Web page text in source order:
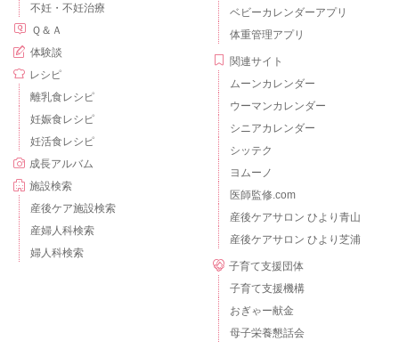
不妊・不妊治療
Ｑ＆Ａ
体験談
レシピ
離乳食レシピ
妊娠食レシピ
妊活食レシピ
成長アルバム
施設検索
産後ケア施設検索
産婦人科検索
婦人科検索
ベビーカレンダーアプリ
体重管理アプリ
関連サイト
ムーンカレンダー
ウーマンカレンダー
シニアカレンダー
シッテク
ヨムーノ
医師監修.com
産後ケアサロン ひより青山
産後ケアサロン ひより芝浦
子育て支援団体
子育て支援機構
おぎゃー献金
母子栄養懇話会